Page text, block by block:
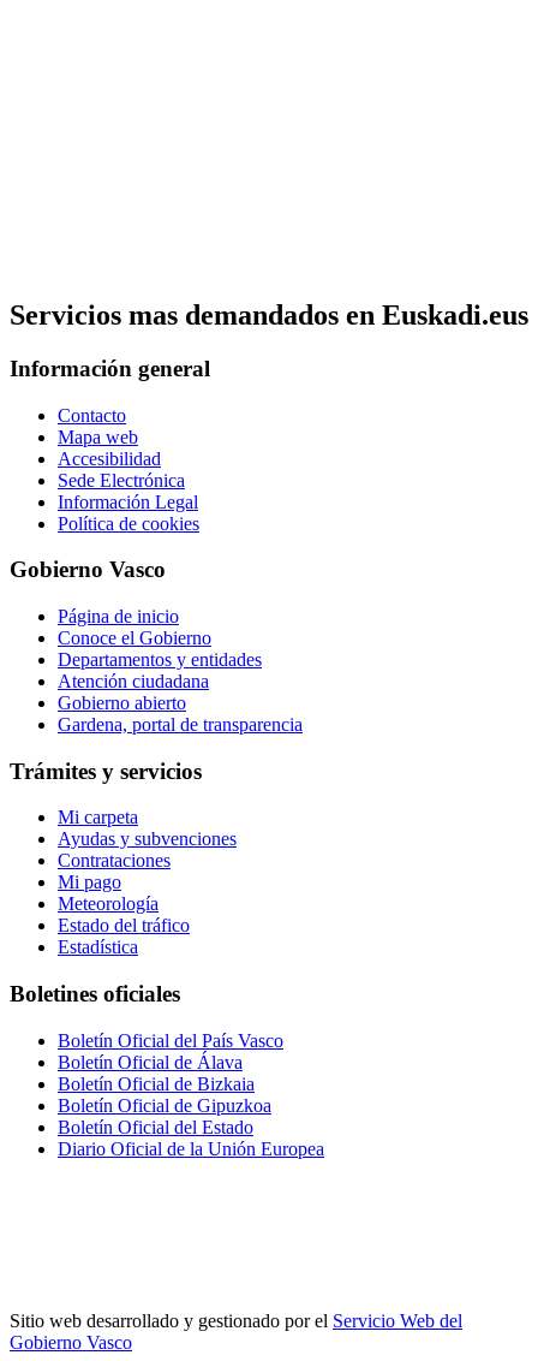
Servicios mas demandados en Euskadi.eus
Información general
Contacto
Mapa web
Accesibilidad
Sede Electrónica
Información Legal
Política de cookies
Gobierno Vasco
Página de inicio
Conoce el Gobierno
Departamentos y entidades
Atención ciudadana
Gobierno abierto
Gardena, portal de transparencia
Trámites y servicios
Mi carpeta
Ayudas y subvenciones
Contrataciones
Mi pago
Meteorología
Estado del tráfico
Estadística
Boletines oficiales
Boletín Oficial del País Vasco
Boletín Oficial de Álava
Boletín Oficial de Bizkaia
Boletín Oficial de Gipuzkoa
Boletín Oficial del Estado
Diario Oficial de la Unión Europea
Sitio web desarrollado y gestionado por el Servicio Web del
Gobierno Vasco